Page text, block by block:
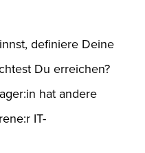
definiere Deine
Du erreichen?
hat andere
IT-